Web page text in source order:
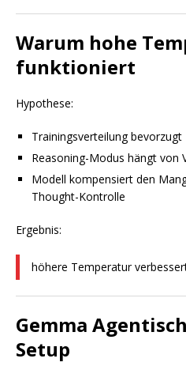
Warum hohe
funktioniert
Hypothese:
Trainingsverteilung bevorzugt
Reasoning-Modus hängt von
Modell kompensiert den
Thought-Kontrolle
Ergebnis:
höhere Temperatur
Gemma
Setup